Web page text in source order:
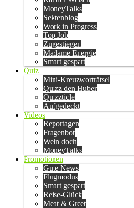
MoneyTalks
Sektenblog
Work in Progress
Top Job
Zugestiegen
Madame Energie
Smart gespart
Quiz
Mini-Kreuzworträtsel
Quizz den Huber
Quizzticle
Aufgedeckt
Videos
Reportagen
Fragenbot
Wein doch
MoneyTalks
Promotionen
Gute News
Flugmodus
Smart gespart
Reise-Glück
Meat & Greet